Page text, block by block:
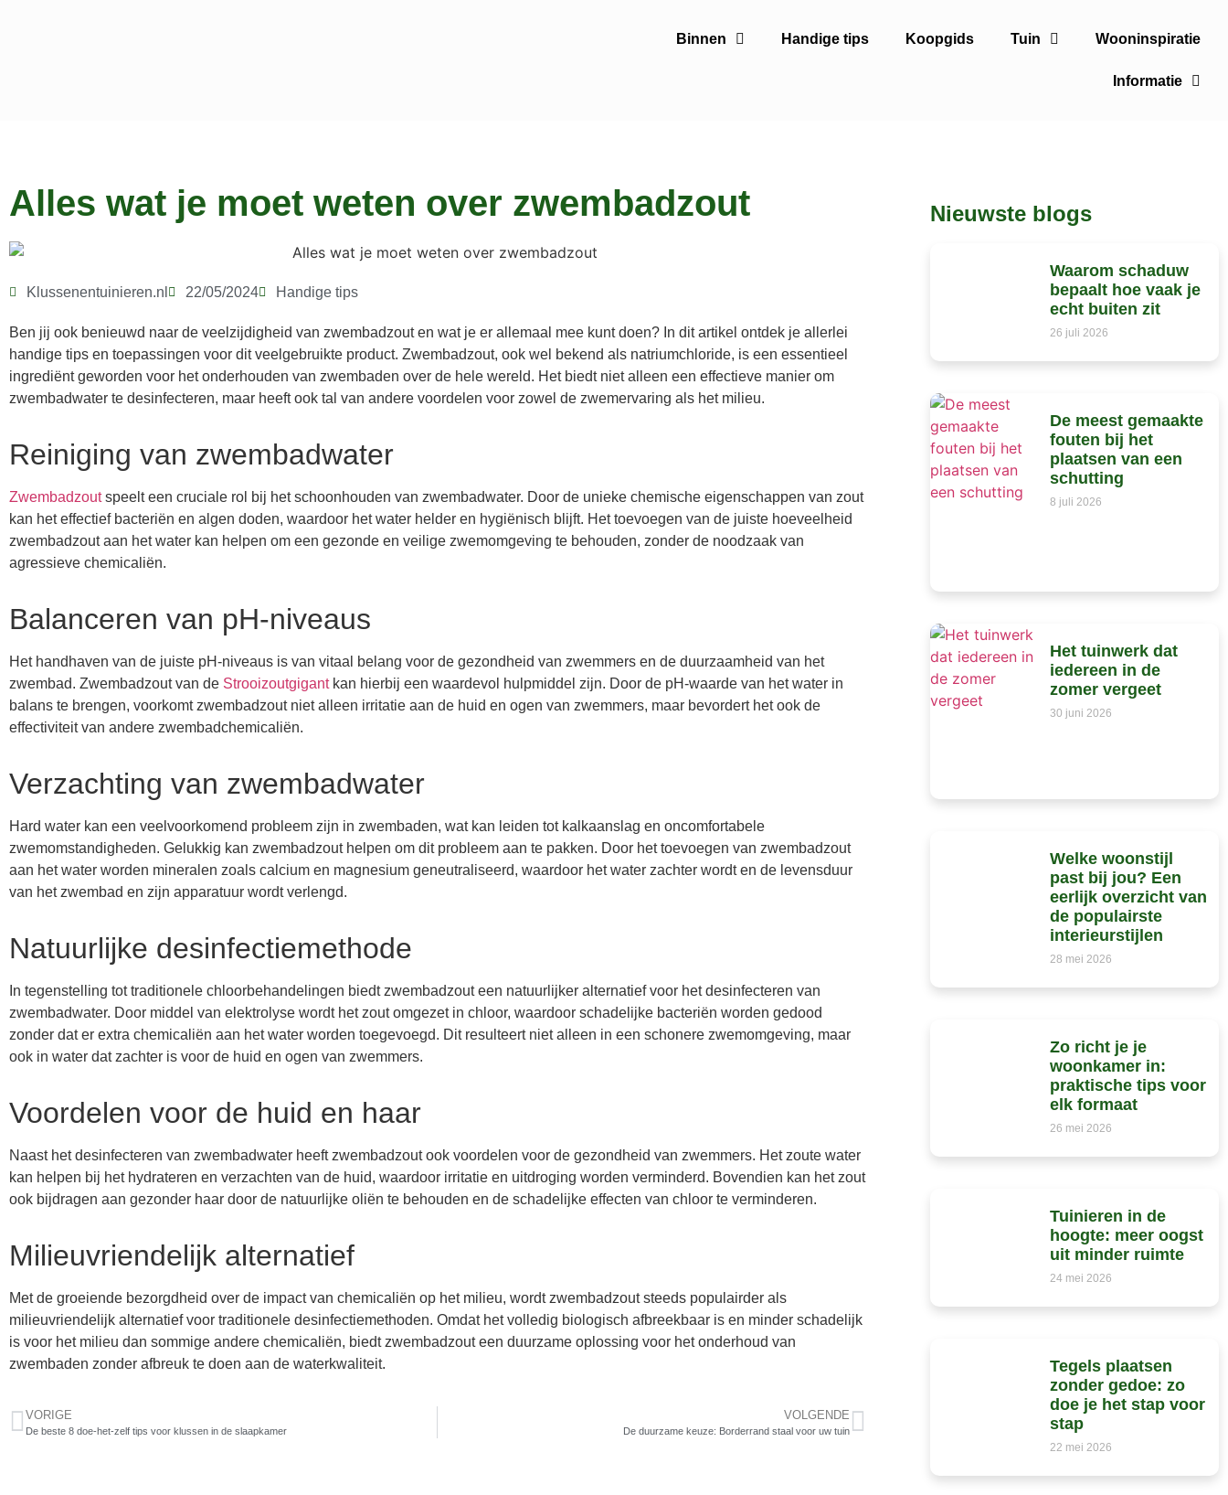
Binnen Handige tips Koopgids Tuin Wooninspiratie
Informatie
Alles wat je moet weten over zwembadzout
Klussenentuinieren.nl 22/05/2024 Handige tips
Ben jij ook benieuwd naar de veelzijdigheid van zwembadzout en wat je er allemaal mee kunt doen? In dit artikel ontdek je allerlei
handige tips en toepassingen voor dit veelgebruikte product. Zwembadzout, ook wel bekend als natriumchloride, is een essentieel
ingrediënt geworden voor het onderhouden van zwembaden over de hele wereld. Het biedt niet alleen een effectieve manier om
zwembadwater te desinfecteren, maar heeft ook tal van andere voordelen voor zowel de zwemervaring als het milieu.
Reiniging van zwembadwater
Zwembadzoutspeelt een cruciale rol bij het schoonhouden van zwembadwater. Door de unieke chemische eigenschappen van zout
kan het effectief bacteriën en algen doden, waardoor het water helder en hygiënisch blijft. Het toevoegen van de juiste hoeveelheid
zwembadzout aan het water kan helpen om een gezonde en veilige zwemomgeving te behouden, zonder de noodzaak van
agressieve chemicaliën.
Balanceren van pH-niveaus
Het handhaven van de juiste pH-niveaus is van vitaal belang voor de gezondheid van zwemmers en de duurzaamheid van het
zwembad. Zwembadzout van de Strooizoutgigantkan hierbij een waardevol hulpmiddel zijn. Door de pH-waarde van het water in
balans te brengen, voorkomt zwembadzout niet alleen irritatie aan de huid en ogen van zwemmers, maar bevordert het ook de
effectiviteit van andere zwembadchemicaliën.
Verzachting van zwembadwater
Hard water kan een veelvoorkomend probleem zijn in zwembaden, wat kan leiden tot kalkaanslag en oncomfortabele
zwemomstandigheden. Gelukkig kan zwembadzout helpen om dit probleem aan te pakken. Door het toevoegen van zwembadzout
aan het water worden mineralen zoals calcium en magnesium geneutraliseerd, waardoor het water zachter wordt en de levensduur
van het zwembad en zijn apparatuur wordt verlengd.
Natuurlijke desinfectiemethode
In tegenstelling tot traditionele chloorbehandelingen biedt zwembadzout een natuurlijker alternatief voor het desinfecteren van
zwembadwater. Door middel van elektrolyse wordt het zout omgezet in chloor, waardoor schadelijke bacteriën worden gedood
zonder dat er extra chemicaliën aan het water worden toegevoegd. Dit resulteert niet alleen in een schonere zwemomgeving, maar
ook in water dat zachter is voor de huid en ogen van zwemmers.
Voordelen voor de huid en haar
Naast het desinfecteren van zwembadwater heeft zwembadzout ook voordelen voor de gezondheid van zwemmers. Het zoute water
kan helpen bij het hydrateren en verzachten van de huid, waardoor irritatie en uitdroging worden verminderd. Bovendien kan het zout
ook bijdragen aan gezonder haar door de natuurlijke oliën te behouden en de schadelijke effecten van chloor te verminderen.
Milieuvriendelijk alternatief
Met de groeiende bezorgdheid over de impact van chemicaliën op het milieu, wordt zwembadzout steeds populairder als
milieuvriendelijk alternatief voor traditionele desinfectiemethoden. Omdat het volledig biologisch afbreekbaar is en minder schadelijk
is voor het milieu dan sommige andere chemicaliën, biedt zwembadzout een duurzame oplossing voor het onderhoud van
zwembaden zonder afbreuk te doen aan de waterkwaliteit.
VORIGE
De beste 8 doe-het-zelf tips voor klussen in de slaapkamer
VOLGENDE
De duurzame keuze: Borderrand staal voor uw tuin
Nieuwste blogs
Waarom schaduw
bepaalt hoe vaak je
echt buiten zit
26 juli 2026
De meest gemaakte
fouten bij het
plaatsen van een
schutting
8 juli 2026
Het tuinwerk dat
iedereen in de
zomer vergeet
30 juni 2026
Welke woonstijl
past bij jou? Een
eerlijk overzicht van
de populairste
interieurstijlen
28 mei 2026
Zo richt je je
woonkamer in:
praktische tips voor
elk formaat
26 mei 2026
Tuinieren in de
hoogte: meer oogst
uit minder ruimte
24 mei 2026
Tegels plaatsen
zonder gedoe: zo
doe je het stap voor
stap
22 mei 2026